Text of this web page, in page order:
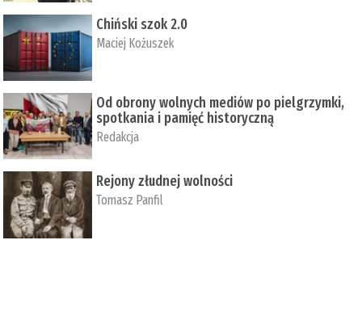
Chiński szok 2.0
Maciej Kożuszek
Od obrony wolnych mediów po pielgrzymki,
spotkania i pamięć historyczną
Redakcja
Rejony złudnej wolności
Tomasz Panfil